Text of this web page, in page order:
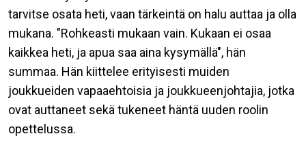
tarvitse osata heti, vaan tärkeintä on halu auttaa ja olla
mukana. "Rohkeasti mukaan vain. Kukaan ei osaa
kaikkea heti, ja apua saa aina kysymällä", hän
summaa. Hän kiittelee erityisesti muiden
joukkueiden vapaaehtoisia ja joukkueenjohtajia, jotka
ovat auttaneet sekä tukeneet häntä uuden roolin
opettelussa.